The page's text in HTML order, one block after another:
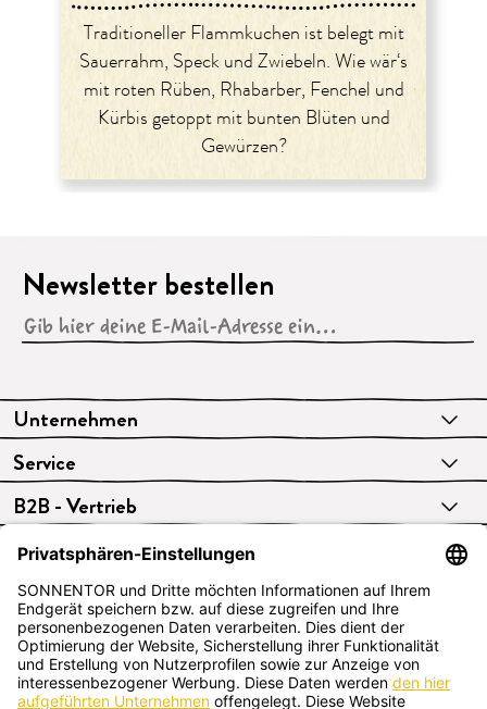
Traditioneller Flammkuchen ist belegt mit
Sauerrahm, Speck und Zwiebeln. Wie wär‘s
mit roten Rüben, Rhabarber, Fenchel und
Kürbis getoppt mit bunten Blüten und
Gewürzen?
Unternehmen
Service
B2B - Vertrieb
Newsletter bestellen
Deutsch
SONNENTOR Kräuterhandels GMBH